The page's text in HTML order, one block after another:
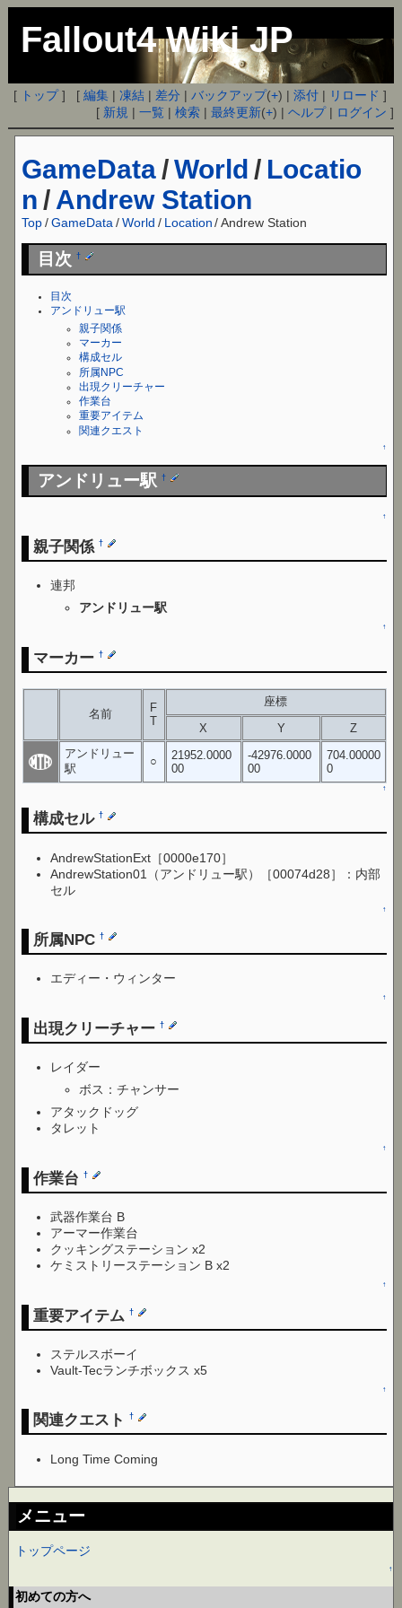
Fallout4 Wiki JP
[ トップ] [編集 |凍結 | 差分 |バックアップ(+) |添付 | リロード ]
[ 新規 |一覧 |検索 |最終更新(+) |ヘルプ| ログイン ]
GameData /World / Locatio
n / Andrew Station
Top /GameData /World / Location / Andrew Station
目次†
目次
アンドリュー駅
親子関係
マーカー
構成セル
所属NPC
出現クリーチャー
作業台
重要アイテム
関連クエスト
↑
アンドリュー駅†
↑
親子関係†
連邦
アンドリュー駅
↑
マーカー†
名前
F
T
座標
X
Y
Z
アンドリュー
駅
○
21952.0000
00
-42976.0000
00
704.00000
0
↑
構成セル†
AndrewStationExt［0000e170］
AndrewStation01（アンドリュー駅）［00074d28］：内部
セル
↑
所属NPC†
エディー・ウィンター
↑
出現クリーチャー†
レイダー
ボス：チャンサー
アタックドッグ
タレット
↑
作業台†
武器作業台 B
アーマー作業台
クッキングステーション x2
ケミストリーステーション B x2
↑
重要アイテム†
ステルスボーイ
Vault-Tecランチボックス x5
↑
関連クエスト†
Long Time Coming
メニュー
トップページ
↑
初めての方へ